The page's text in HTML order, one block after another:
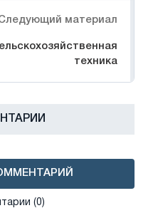
материал
техника
(0)